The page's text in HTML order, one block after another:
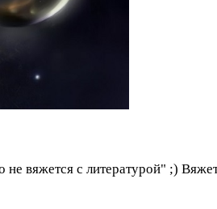
вяжется с литературой" ;)